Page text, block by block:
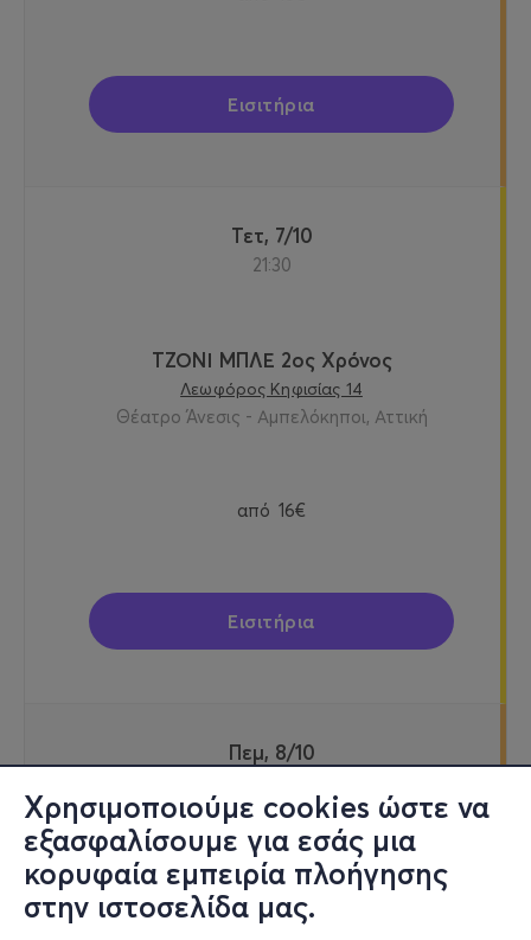
Χρησιμοποιούμε cookies ώστε να
εξασφαλίσουμε για εσάς μια
κορυφαία εμπειρία πλοήγησης
στην ιστοσελίδα μας.
Εισιτήρια
Τετ, 7/10
21:30
ΤΖΟΝΙ ΜΠΛΕ 2ος Χρόνος
Λεωφόρος Κηφισίας 14
Θέατρο Άνεσις - Αμπελόκηποι, Αττική
από 16€
Εισιτήρια
Πεμ, 8/10
Ο ΕΒΡΟΣ ΑΠΕΝΑΝΤΙ
Λεωφόρος Κηφισίας 14